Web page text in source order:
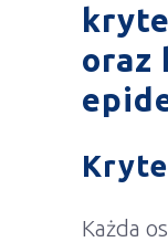
oraz
Każda